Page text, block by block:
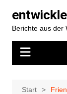
Inhalt
springen
Berichte aus der
Start